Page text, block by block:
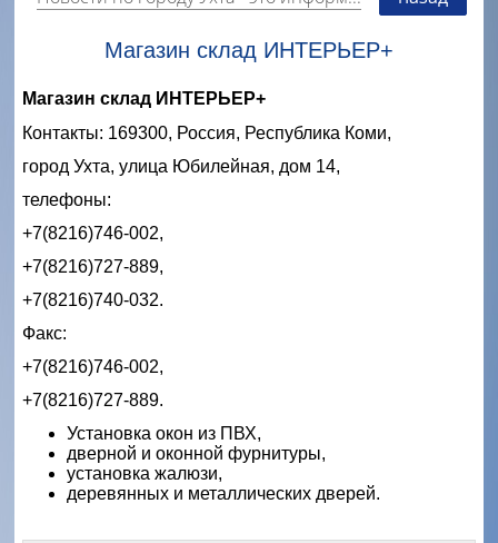
Магазин склад ИНТЕРЬЕР+
Магазин склад ИНТЕРЬЕР+
Контакты: 169300, Россия, Республика Коми,
город Ухта, улица Юбилейная, дом 14,
телефоны:
+7(8216)746-002,
+7(8216)727-889,
+7(8216)740-032.
Факс:
+7(8216)746-002,
+7(8216)727-889.
Установка окон из ПВХ,
дверной и оконной фурнитуры,
установка жалюзи,
деревянных и металлических дверей.